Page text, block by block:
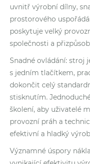
uvnitř výrobní dílny,
prostorového
poskytuje velký
společnosti a
Snadné ovládání: stroj
s jedním tlačítkem,
dokončit celý
stisknutím.
školení, aby uživatelé
provozní práh a
efektivní a hladký
Významné úspory